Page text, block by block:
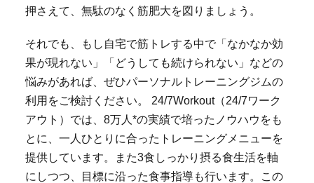
押さえて、無駄のなく筋肥大を図りましょう。
それでも、もし自宅で筋トレする中で「なかなか効
果が現れない」「どうしても続けられない」などの
悩みがあれば、ぜひパーソナルトレーニングジムの
利用をご検討ください。 24/7Workout（24/7ワーク
アウト）では、8万人*の実績で培ったノウハウをも
とに、一人ひとりに合ったトレーニングメニューを
提供しています。また3食しっかり摂る食生活を軸
にしつつ、目標に沿った食事指導も行います。この